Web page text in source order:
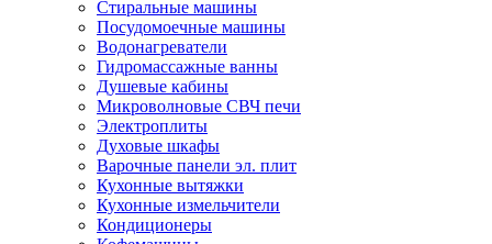
Стиральные машины
Посудомоечные машины
Водонагреватели
Гидромассажные ванны
Душевые кабины
Микроволновые СВЧ печи
Электроплиты
Духовые шкафы
Варочные панели эл. плит
Кухонные вытяжки
Кухонные измельчители
Кондиционеры